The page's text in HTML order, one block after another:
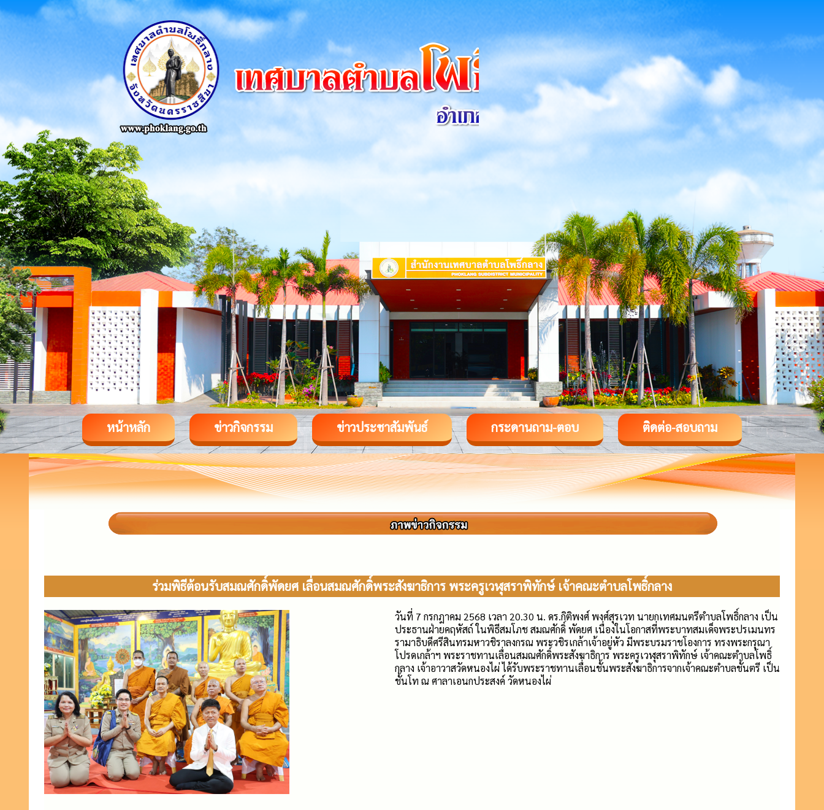
หน้าหลัก ข่าวกิจกรรม ข่าวประชาสัมพันธ์ กระดานถาม-ตอบ ติดต่อ-สอบถาม
ร่วมพิธีต้อนรับสมณศักดิ์พัดยศ เลื่อนสมณศักดิ์พระสังฆาธิการ พระครูเวฬุสราพิทักษ์ เจ้าคณะตำบลโพธิ์กลาง
วันที่ 7 กรกฎาคม 2568 เวลา 20.30 น. ดร.กิติพงศ์ พงศ์สุรเวท นายกเทศมนตรีตำบลโพธิ์กลาง เป็น
ประธานฝ่ายคฤหัสถ์ ในพิธีสมโภช สมณศักดิ์ พัดยศ เนื่องในโอกาสที่พระบาทสมเด็จพระปรเมนทร
รามาธิบดีศรีสินทรมหาวชิราลงกรณ พระวชิรเกล้าเจ้าอยู่หัว มีพระบรมราชโองการ ทรงพระกรุณา
โปรดเกล้าฯ พระราชทานเลื่อนสมณศักดิ์พระสังฆาธิการ พระครูเวฬุสราพิทักษ์ เจ้าคณะตำบลโพธิ์
กลาง เจ้าอาวาสวัดหนองไผ่ ได้รับพระราชทานเลื่อนชั้นพระสังฆาธิการจากเจ้าคณะตำบลชั้นตรี เป็น
ชั้นโท ณ ศาลาเอนกประสงค์ วัดหนองไผ่